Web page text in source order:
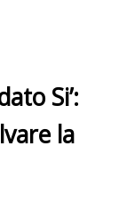
Si’:
la